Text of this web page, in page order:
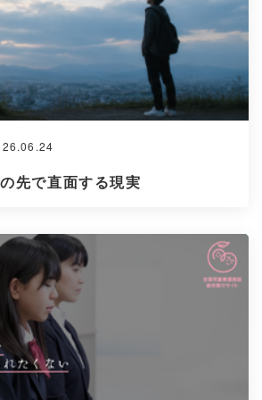
先で直面する現実